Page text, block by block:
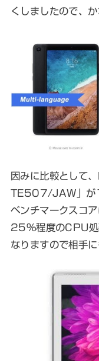
くしましたので、
因みに比較として
TE507/JAW」が
ベンチマークスコ
25%程度のCPU処
なりますので相手